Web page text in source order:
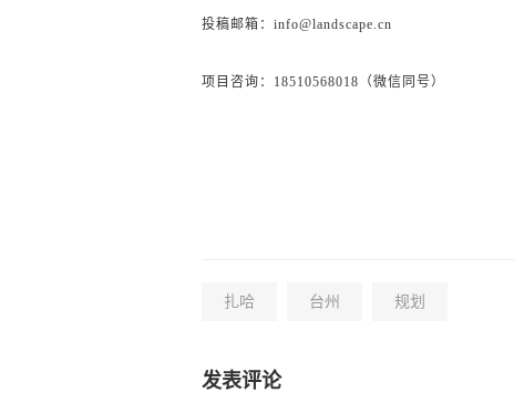
投稿邮箱：info@landscape.cn
项目咨询：18510568018（微信同号）
扎哈 台州 规划
发表评论